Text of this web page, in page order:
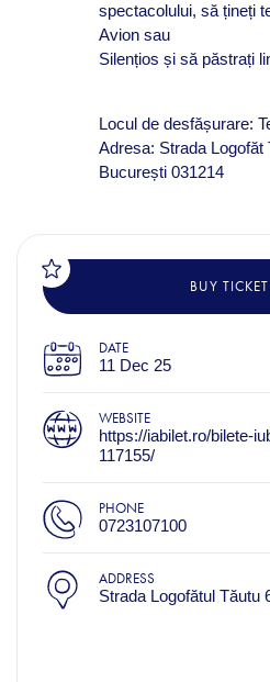
spectacolului, să țineți
Avion sau
Silențios și să păstrați
Locul de desfășurare:
Adresa: Strada Logofăt
București 031214
BUY
DATE
11 Dec 25
WEBSITE
https://iabilet.ro/bilete-
117155/
PHONE
0723107100
ADDRESS
Strada Logofătul Tăutu